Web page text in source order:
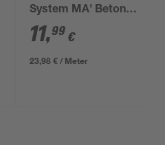
System MA' Beton
anthrazit 50 x 33 x 5
cm
11,99 €
23,98 € / Meter